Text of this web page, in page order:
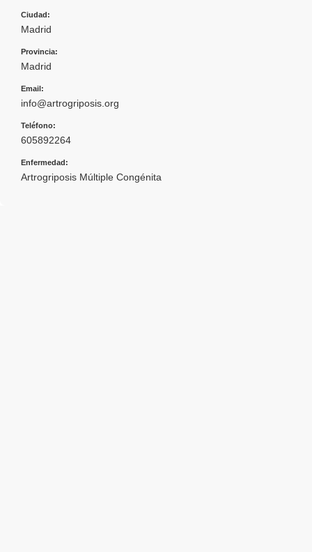
Ciudad:
Madrid
Provincia:
Madrid
Email:
info@artrogriposis.org
Teléfono:
605892264
Enfermedad:
Artrogriposis Múltiple Congénita